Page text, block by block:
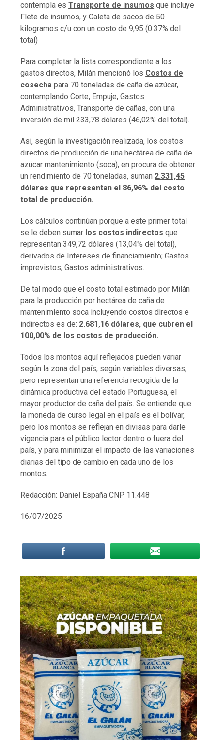
contempla esTransporte de insumos que incluye
Flete de insumos, y Caleta de sacos de 50
kilogramos c/u con un costo de 9,95 (0.37% del
total)
Para completar la lista correspondiente a los
gastos directos, Milán mencionó los Costos de
cosecha para 70 toneladas de caña de azúcar,
contemplando Corte, Empuje, Gastos
Administrativos, Transporte de cañas, con una
inversión de mil 233,78 dólares (46,02% del total).
Así, según la investigación realizada, los costos
directos de producción de una hectárea de caña de
azúcar mantenimiento (soca), en procura de obtener
un rendimiento de 70 toneladas, suman 2.331,45
dólares que representan el 86,96% del costo
total de producción.
Los cálculos continúan porque a este primer total
se le deben sumar los costos indirectos que
representan 349,72 dólares (13,04% del total),
derivados de Intereses de financiamiento; Gastos
imprevistos; Gastos administrativos.
De tal modo que el costo total estimado por Milán
para la producción por hectárea de caña de
mantenimiento soca incluyendo costos directos e
indirectos es de: 2.681,16 dólares, que cubren el
100,00% de los costos de producción.
Todos los montos aquí reflejados pueden variar
según la zona del país, según variables diversas,
pero representan una referencia recogida de la
dinámica productiva del estado Portuguesa, el
mayor productor de caña del país. Se entiende que
la moneda de curso legal en el país es el bolívar,
pero los montos se reflejan en divisas para darle
vigencia para el público lector dentro o fuera del
país, y para minimizar el impacto de las variaciones
diarias del tipo de cambio en cada uno de los
montos.
Redacción: Daniel España CNP 11.448
16/07/2025